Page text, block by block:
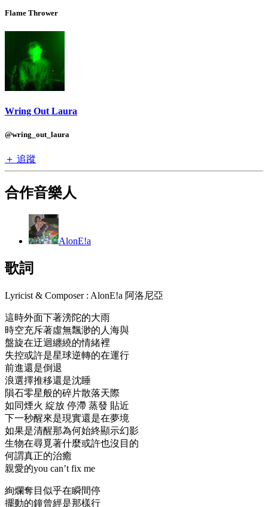
Flame Thrower
Wring Out Laura
@wring_out_laura
＋ 追蹤
合作音樂人
AlonE!a
歌詞
Lyricist & Composer : AlonE!a 阿洛尼亞
這時外面下著滂陀的大雨
時空充斥著虛無飄渺的人海與
盤旋在迂迴纏繞的情緒裡
失控或許是星球逆轉的在運行
前進還是倒退
浪選擇推移還是沈睡
隕石零星般的碎片散落天際
如同煙火 綻放 停滯 蒸發 貼近
下一秒醒來是現實還是在夢境
如果是清醒那為何始終顯示幻影
生物在尋覓著什麼或許也沒目的
何謂真正的治癒
親愛的you can’t fix me
絢爛奪目似乎在瞬間停
擺動的鐘曾經是那樣行